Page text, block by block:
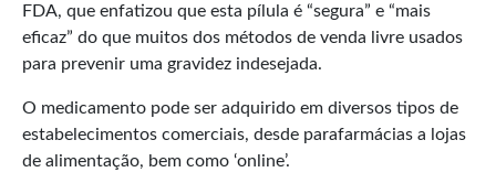
FDA, que enfatizou que esta pílula é “segura” e “mais
eficaz” do que muitos dos métodos de venda livre usados
para prevenir uma gravidez indesejada.
O medicamento pode ser adquirido em diversos tipos de
estabelecimentos comerciais, desde parafarmácias a lojas
de alimentação, bem como ‘online’.